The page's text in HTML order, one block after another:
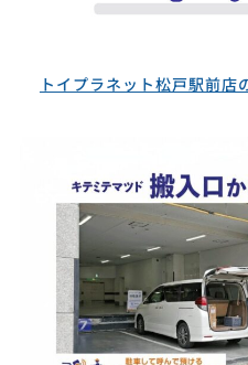
トイプラネット松戸駅前店